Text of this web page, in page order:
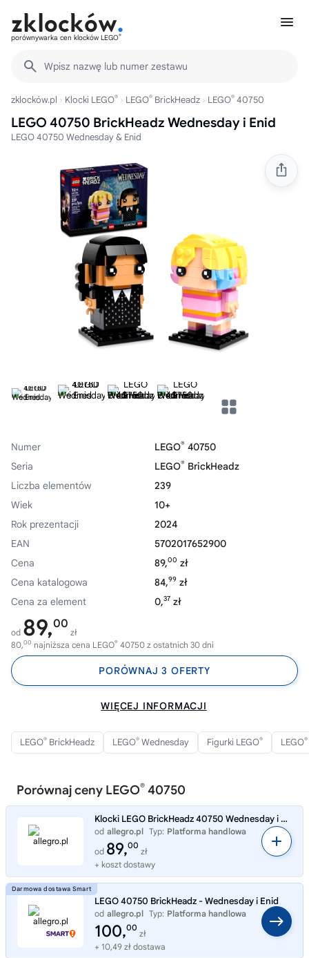
porównywarka cen klocków LEGO®
Wpisz nazwę lub numer zestawu
zklocków.pl Klocki LEGO® LEGO® BrickHeadz LEGO® 40750
LEGO 40750 BrickHeadz Wednesday i Enid
LEGO 40750 Wednesday & Enid
Numer LEGO® 40750
Seria
LEGO® BrickHeadz
Liczba elementów
239
Wiek
10+
Rok prezentacji
2024
EAN
5702017652900
Cena
89,00 zł
Cena katalogowa
84,99 zł
Cena za element
0,37 zł
od 89,00
zł
80,00 najniższa cena LEGO® 40750 z ostatnich 30 dni
PORÓWNAJ 3 OFERTY
WIĘCEJ INFORMACJI
LEGO® BrickHeadz LEGO® Wednesday Figurki LEGO® LEGO®
Porównaj ceny LEGO® 40750
Klocki LEGO BrickHeadz 40750 Wednesday i Enid Rodzina Addamsów
od allegro.pl Typ: Platforma handlowa
od 89,00
zł
+ koszt dostawy
LEGO 40750 BrickHeadz - Wednesday i Enid
od allegro.pl Typ: Platforma handlowa
100,00
zł
+ 10,49 zł dostawa